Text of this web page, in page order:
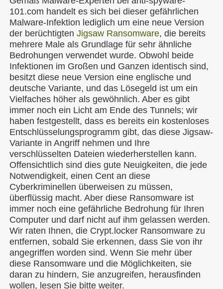
101.com handelt es sich bei dieser gefährlichen
Malware-Infektion lediglich um eine neue Version
der berüchtigten Jigsaw Ransomware, die bereits
mehrere Male als Grundlage für sehr ähnliche
Bedrohungen verwendet wurde. Obwohl beide
Infektionen im Großen und Ganzen identisch sind,
besitzt diese neue Version eine englische und
deutsche Variante, und das Lösegeld ist um ein
Vielfaches höher als gewöhnlich. Aber es gibt
immer noch ein Licht am Ende des Tunnels; wir
haben festgestellt, dass es bereits ein kostenloses
Entschlüsselungsprogramm gibt, das diese Jigsaw-
Variante in Angriff nehmen und Ihre
verschlüsselten Dateien wiederherstellen kann.
Offensichtlich sind dies gute Neuigkeiten, die jede
Notwendigkeit, einen Cent an diese
Cyberkriminellen überweisen zu müssen,
überflüssig macht. Aber diese Ransomware ist
immer noch eine gefährliche Bedrohung für Ihren
Computer und darf nicht auf ihm gelassen werden.
Wir raten Ihnen, die Crypt.locker Ransomware zu
entfernen, sobald Sie erkennen, dass Sie von ihr
angegriffen worden sind. Wenn Sie mehr über
diese Ransomware und die Möglichkeiten, sie
daran zu hindern, Sie anzugreifen, herausfinden
wollen, lesen Sie bitte weiter.